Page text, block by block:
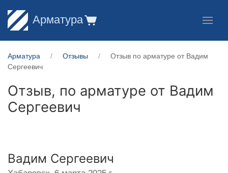
Арматура
Арматура Отзывы
Отзыв по арматуре от Вадим
Сергеевич
Отзыв, по арматуре от Вадим
Сергеевич
Вадим Сергеевич